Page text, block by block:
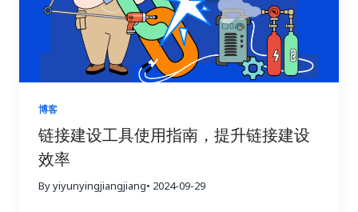
其反，损害网站的搜索引擎优化效果。 链接建设效果
追踪就像一盏明灯，照亮前进的道路，它能帮助你清
晰地了解每一次链接建设活动的实际效果，让你知道
哪些策略有效，哪些策略需要改进。就像驾驶汽车需
要查看仪表盘一样，追踪链接建设效果可以让你随时
掌握网站的“行驶状态”，从而做出更明智的决策。 试
想一下，一个射手如果每次射击后都无法看到箭的落
点，他该如何调整自己的射击姿势和力度呢？链接建
设也是如此，只有不断追踪效果，才能知道哪些策略
命中了目标，哪些策略需要调整。通过追踪链接建设
博客
链接建设工具使用指南，提升链接建设
效率
By yiyunyingjiangjiang• 2024-09-29